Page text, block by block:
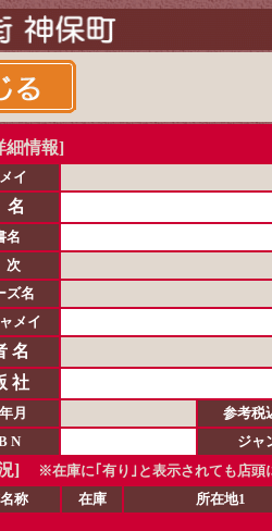
細情報]
イ
名
ズ名
メイ
名
社
月
参考税
N
ジャ
]
※在庫に｢有り｣と表示されても店頭
称
在庫 所在地1